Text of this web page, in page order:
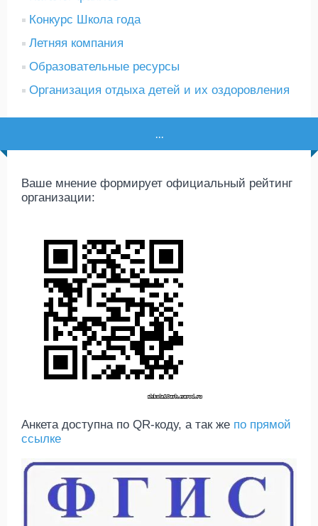
Конкурс Школа года
Летняя компания
Образовательные ресурсы
Организация отдыха детей и их оздоровления
...
Ваше мнение формирует официальный рейтинг
организации:
Анкета доступна по QR-коду, а так же по прямой
ссылке